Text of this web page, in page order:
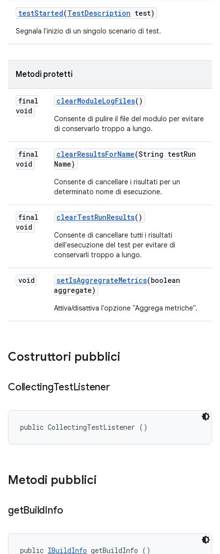
testStarted(TestDescription test)
Segnala l'inizio di un singolo scenario di test.
Metodi protetti
final
void
clearModuleLogFiles()
Consente di pulire il file del modulo per evitare
di conservarlo troppo a lungo.
final
void
clearResultsForName(String testRun
Name)
Consente di cancellare i risultati per un
determinato nome di esecuzione.
final
void
clearTestRunResults()
Consente di cancellare tutti i risultati
dell'esecuzione del test per evitare di
conservarli troppo a lungo.
void setIsAggregrateMetrics(boolean
aggregate)
Attiva/disattiva l'opzione "Aggrega metriche".
Costruttori pubblici
CollectingTestListener
public CollectingTestListener ()
Metodi pubblici
getBuildInfo
public IBuildInfo getBuildInfo ()